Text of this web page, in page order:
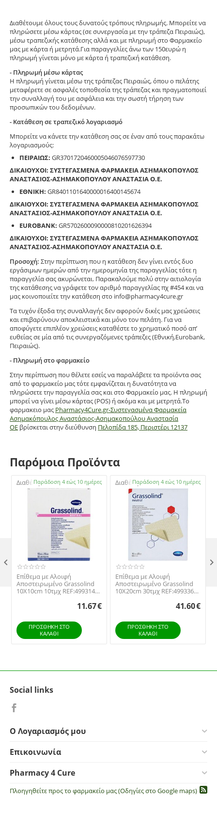
Διαθέτουμε όλους τους δυνατούς τρόπους πληρωμής. Μπορείτε να
πληρώσετε μέσω κάρτας (σε συνεργασία με την τράπεζα Πειραιώς),
μέσω τραπεζικής κατάθεσης αλλά και με πληρωμή στο Φαρμακείο
μας με κάρτα ή μετρητά.Για παραγγελίες άνω των 150ευρώ η
πληρωμή γίνεται μόνο με κάρτα ή τραπεζική κατάθεση.
- Πληρωμή μέσω κάρτας
Η πληρωμή γίνεται μέσω της τράπεζας Πειραιώς, όπου ο πελάτης
μεταφέρετε σε ασφαλές τοποθεσία της τράπεζας και πραγματοποιεί
την συναλλαγή του με ασφάλεια και την σωστή τήρηση των
προσωπικών του δεδομένων.
- Κατάθεση σε τραπεζικό λογαριασμό
Μπορείτε να κάνετε την κατάθεση σας σε έναν από τους παρακάτω
λογαριασμούς:
ΠΕΙΡΑΙΩΣ: GR3701720460005046076597730
ΔΙΚΑΙΟΥΧΟΙ: ΣΥΣΤΕΓΑΣΜΕΝΑ ΦΑΡΜΑΚΕΙΑ ΑΣΗΜΑΚΟΠΟΥΛΟΣ
ΑΝΑΣΤΑΣΙΟΣ-ΑΣΗΜΑΚΟΠΟΥΛΟΥ ΑΝΑΣΤΑΣΙΑ Ο.Ε.
ΕΘΝΙΚΗ: GR8401101640000016400145674
ΔΙΚΑΙΟΥΧΟΙ: ΣΥΣΤΕΓΑΣΜΕΝΑ ΦΑΡΜΑΚΕΙΑ ΑΣΗΜΑΚΟΠΟΥΛΟΣ
ΑΝΑΣΤΑΣΙΟΣ-ΑΣΗΜΑΚΟΠΟΥΛΟΥ ΑΝΑΣΤΑΣΙΑ Ο.Ε.
EUROBANK: GR5702600090000810201626394
ΔΙΚΑΙΟΥΧΟΙ: ΣΥΣΤΕΓΑΣΜΕΝΑ ΦΑΡΜΑΚΕΙΑ ΑΣΗΜΑΚΟΠΟΥΛΟΣ
ΑΝΑΣΤΑΣΙΟΣ-ΑΣΗΜΑΚΟΠΟΥΛΟΥ ΑΝΑΣΤΑΣΙΑ Ο.Ε.
Προσοχή: Στην περίπτωση που η κατάθεση δεν γίνει εντός δυο
εργάσιμων ημερών από την ημερομηνία της παραγγελίας τότε η
παραγγελία σας ακυρώνεται. Παρακαλούμε πολύ στην αιτιολογία
της κατάθεσης να γράφετε τον αριθμό παραγγελίας πχ #454 και να
μας κοινοποιείτε την κατάθεση στο info@pharmacy4cure.gr
Τα τυχόν έξοδα της συναλλαγής δεν αφορούν δικές μας χρεώσεις
και επιβαρύνουν αποκλειστικά και μόνο τον πελάτη. Για να
αποφύγετε επιπλέον χρεώσεις καταθέστε το χρηματικό ποσό απ’
ευθείας σε μία από τις συνεργαζόμενες τράπεζες (Εθνική,Eurobank,
Πειραιώς).
- Πληρωμή στο φαρμακείο
Στην περίπτωση που θέλετε εσείς να παραλάβετε τα προϊόντα σας
από το φαρμακείο μας τότε εμφανίζεται η δυνατότητα να
πληρώσετε την παραγγελία σας και στο Φαρμακείο μας. Η πληρωμή
μπορεί να γίνει μέσω κάρτας (POS) ή ακόμα και με μετρητά.Το
φαρμακειο μας Pharmacy4Cure.gr-Συστεγασμένα Φαρμακεία
Ασημακόπουλος Αναστάσιος-Ασημακοπούλου Αναστασία
ΟΕ βρίσκεται στην διεύθυνση Πελοπίδα 185, Περιστέρι 12137
Παρόμοια Προϊόντα
Διαθέσιμο:Παράδοση 4 εώς 10 ημέρες
Επίθεμα με Αλοιφή
Αποστειρωμένο Grassolind
10X10cm 10τμχ REF:499314
11.67€
ΠΡΟΣΘΉΚΗ ΣΤΟ
ΚΑΛΆΘΙ
Διαθέσιμο:Παράδοση 4 εώς 10 ημέρες
Επίθεμα με Αλοιφή
Αποστειρωμένο Grassolind
10X20cm 30τμχ REF:499336
41.60€
ΠΡΟΣΘΉΚΗ ΣΤΟ
ΚΑΛΆΘΙ
 
Social links
Ο Λογαριασμός μου
Επικοινωνία
Pharmacy 4 Cure
Πλοηγηθείτε προς το φαρμακείο μας (Οδηγίες στο Google maps)